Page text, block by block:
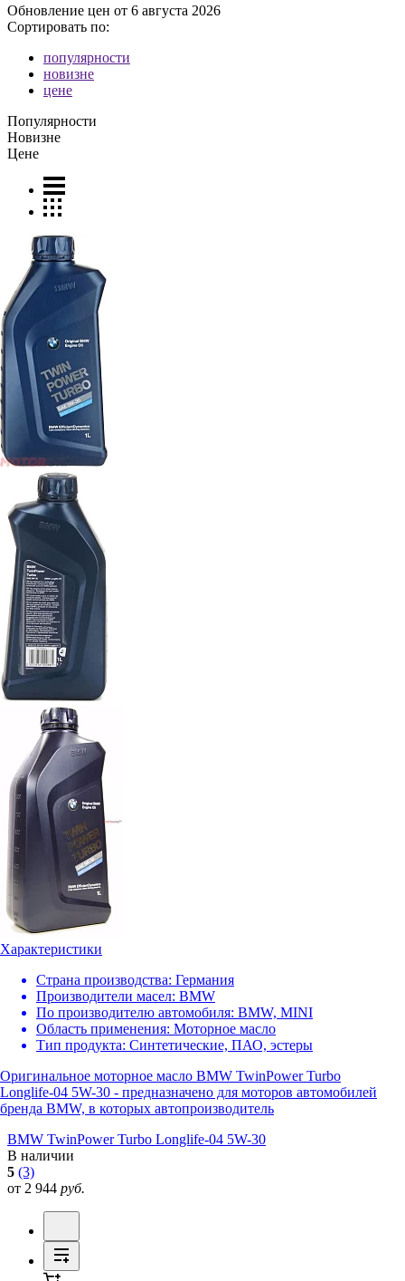
Обновление цен от 6 августа 2026
Сортировать по:
популярности
новизне
цене
Популярности
Новизне
Цене
Характеристики
Страна производства: Германия
Производители масел: BMW
По производителю автомобиля: BMW, MINI
Область применения: Моторное масло
Тип продукта: Синтетические, ПАО, эстеры
Оригинальное моторное масло BMW TwinPower Turbo
Longlife-04 5W-30 - предназначено для моторов автомобилей
бренда BMW, в которых автопроизводитель
BMW TwinPower Turbo Longlife-04 5W-30
В наличии
5 (3)
от 2 944 руб.